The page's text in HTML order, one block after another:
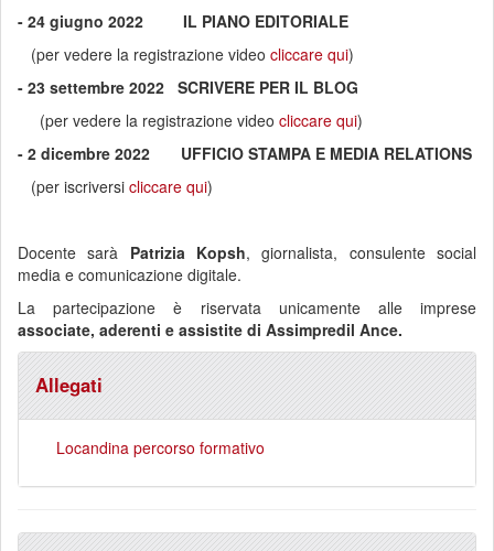
- 24 giugno 2022 IL PIANO EDITORIALE
(per vedere la registrazione video cliccare qui)
- 23 settembre 2022 SCRIVERE PER IL BLOG
(per vedere la registrazione video cliccare qui)
- 2 dicembre 2022 UFFICIO STAMPA E MEDIA RELATIONS
(per iscriversi cliccare qui)
Docente sarà Patrizia Kopsh, giornalista, consulente social
media e comunicazione digitale.
La partecipazione è riservata unicamente alle imprese
associate, aderenti e assistite di Assimpredil Ance.
Allegati
Locandina percorso formativo